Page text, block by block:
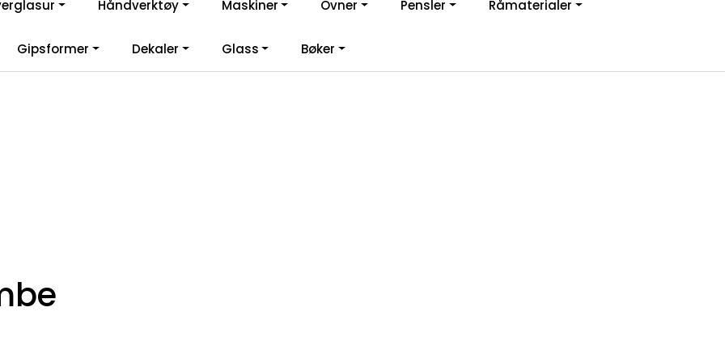
til vår nye nettbutikk! Besøk Min side for mer informasjon
Håndverktøy Maskiner Ovner Pensler Råmaterialer
Gipsformer Dekaler Glass Bøker